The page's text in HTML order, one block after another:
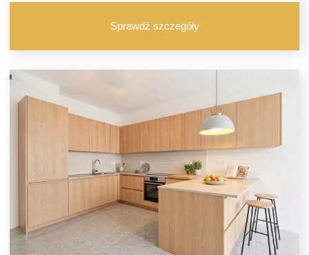
Sprawdź szczegóły